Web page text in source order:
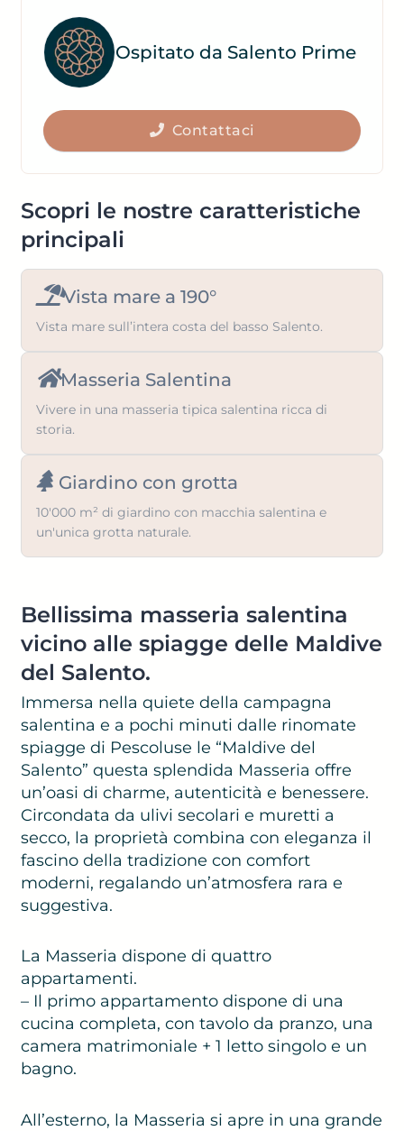
Scopri le nostre caratteristiche
principali
Vista mare a 190°
Vista mare sull’intera costa del basso Salento.
Masseria Salentina
Vivere in una masseria tipica salentina ricca di
storia.
Giardino con grotta
10'000 m² di giardino con macchia salentina e
un'unica grotta naturale.
Bellissima masseria salentina
vicino alle spiagge delle Maldive
del Salento.
Immersa nella quiete della campagna
salentina e a pochi minuti dalle rinomate
spiagge di Pescoluse le “Maldive del
Salento” questa splendida Masseria offre
un’oasi di charme, autenticità e benessere.
Circondata da ulivi secolari e muretti a
secco, la proprietà combina con eleganza il
fascino della tradizione con comfort
moderni, regalando un’atmosfera rara e
suggestiva.
La Masseria dispone di quattro
appartamenti.
– Il primo appartamento dispone di una
cucina completa, con tavolo da pranzo, una
camera matrimoniale + 1 letto singolo e un
bagno.
All’esterno, la Masseria si apre in una grande
question
mark
key
to
get
keyboard
shortcuts
for
changing
dates.
question
mark
to
get
the
keyboard
shortcuts
for
dates.
Ospitato da Salento Prime
Contattaci